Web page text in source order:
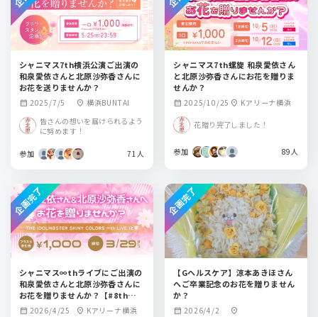
シャニマス7th横浜公演ご出演の
和泉愛依さんと北原沙弥香さんに
お花を送りませんか？
calendar_month 2025/7/5 location_on 横浜BUNTAI
皆さんの想いを届けられるよう
に努めます！
参加 71人
シャニマス7th螺旋 和泉愛依さん
と北原沙弥香さんにお花を贈りま
せんか？
calendar_month 2025/10/25 location_on Kアリーナ横浜
花贈り完了しました！
参加 89人
シャニマス∞thライブにご出演の
和泉愛依さんと北原沙弥香さんに
お花を贈りませんか？【#8th愛依
フラスタ 】
calendar_month 2026/4/25 location_on Kアリーナ横浜
企画完了
【Gヘルスケア】涼本あきほさん
へご卒業記念のお花を贈りません
か？
calendar_month 2026/4/2 location_on
企画完了